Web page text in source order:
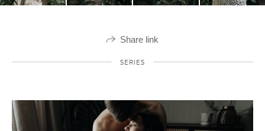
Share link
SERIES